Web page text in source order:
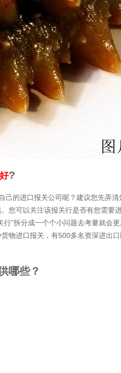
?
的进口报关公司呢？建议您先弄清
您可以关注该报关行是否有您需要
”拆分成一个个小问题去考量就会
物进口报关，有500多名资深进出
哪些？